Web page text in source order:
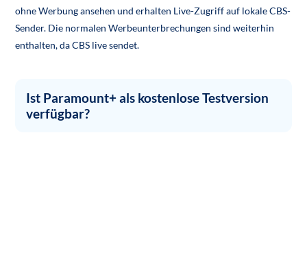
ohne Werbung ansehen und erhalten Live-Zugriff auf lokale CBS-
Sender. Die normalen Werbeunterbrechungen sind weiterhin
enthalten, da CBS live sendet.
Ist Paramount+ als kostenlose Testversion
verfügbar?